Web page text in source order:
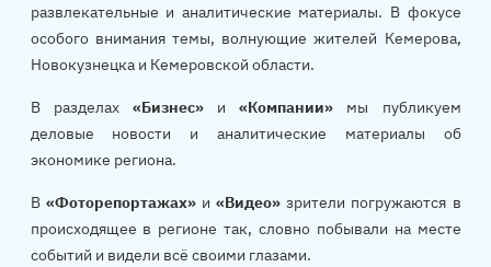
развлекательные и аналитические материалы. В фокусе
особого внимания темы, волнующие жителей Кемерова,
Новокузнецка и Кемеровской области.
В разделах «Бизнес»и«Компании» мы публикуем
деловые новости и аналитические материалы об
экономике региона.
В «Фоторепортажах»и«Видео» зрители погружаются в
происходящее в регионе так, словно побывали на месте
событий и видели всё своими глазами.